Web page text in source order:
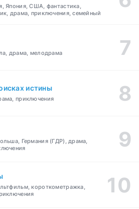
Япония, США, фантастика,
драма, приключения, семейный
драма, мелодрама
истины
приключения
Германия (ГДР), драма,
короткометражка,